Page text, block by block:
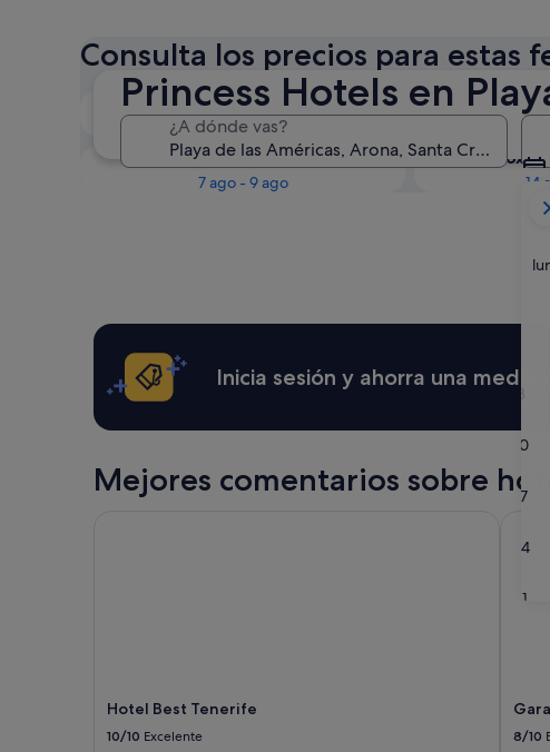
Princess Hotels en
¿A dónde vas?
son
de
3
10
17
24
31
Consulta los precios para estas
Esta noche
6 ago - 7 ago
Este fin de semana
7 ago - 9 ago
14
Inicia sesión y ahorra una media
Mejores comentarios sobre
Hotel Best Tenerife
10/10 Excelente 8/10